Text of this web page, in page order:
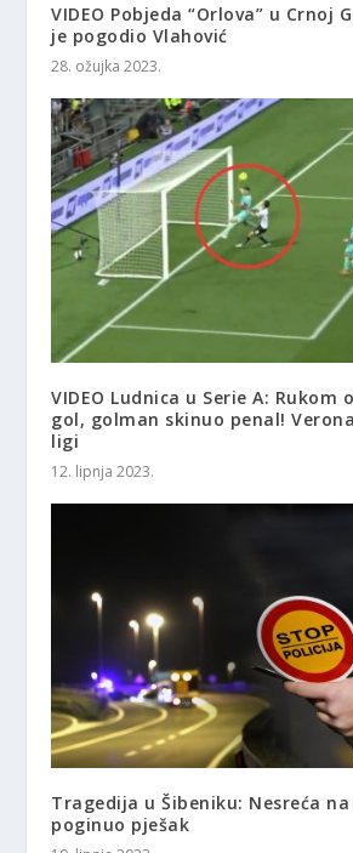
VIDEO Pobjeda “Orlova” u Crnoj
je pogodio Vlahović
28. ožujka 2023.
VIDEO Ludnica u Serie A: Rukom
gol, golman skinuo penal!
ligi
12. lipnja 2023.
Tragedija u Šibeniku: Nesreća
poginuo pješak